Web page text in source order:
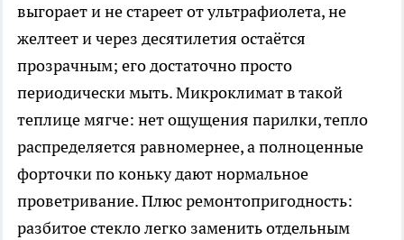
выгорает и не стареет от ультрафиолета, не
желтеет и через десятилетия остаётся
прозрачным; его достаточно просто
периодически мыть. Микроклимат в такой
теплице мягче: нет ощущения парилки, тепло
распределяется равномернее, а полноценные
форточки по коньку дают нормальное
проветривание. Плюс ремонтопригодность:
разбитое стекло легко заменить отдельным